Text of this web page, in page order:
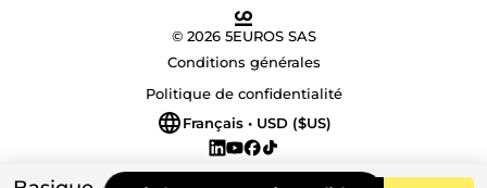
© 2026 5EUROS SAS
Conditions générales
Politique de confidentialité
Français • USD ($US)